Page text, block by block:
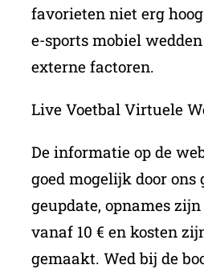
favorieten niet erg
e-sports mobiel
externe factoren.
Live Voetbal Virtuele
De informatie op de
goed mogelijk door ons
geupdate, opnames
vanaf 10 € en kosten
gemaakt. Wed bij de